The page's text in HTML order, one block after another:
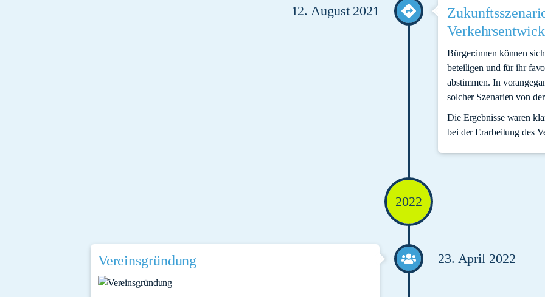
12. August 2021
Bürger:innen können
beteiligen und für ihr
abstimmen. In
solcher Szenarien von
Die Ergebnisse waren
bei der Erarbeitung des
2022
23. April 2022
Vereinsgründung